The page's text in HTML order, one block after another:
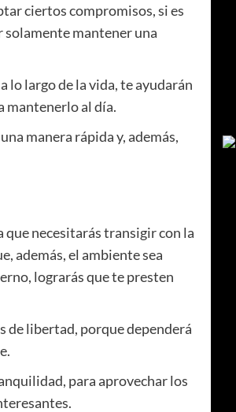
ciertos compromisos, si es
solamente mantener una
lo largo de la vida, te ayudarán
mantenerlo al día.
manera rápida y, además,
que necesitarás transigir con la
además, el ambiente sea
lograrás que te presten
de libertad, porque dependerá
para aprovechar los